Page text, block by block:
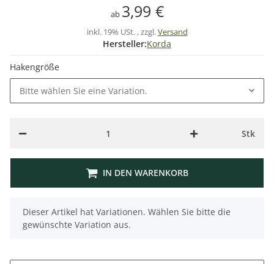
ab 3,99 €
inkl. 19% USt. , zzgl.Versand
Hersteller:Korda
Hakengröße
Bitte wählen Sie eine Variation.
Stk
IN DEN WARENKORB
x
Dieser Artikel hat Variationen. Wählen Sie bitte die
gewünschte Variation aus.